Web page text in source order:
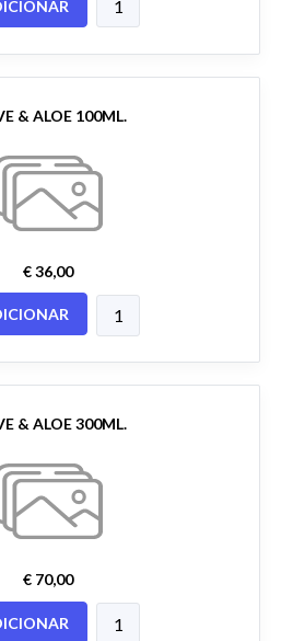
& ALOE 100ML.
€ 36,00
& ALOE 300ML.
€ 70,00